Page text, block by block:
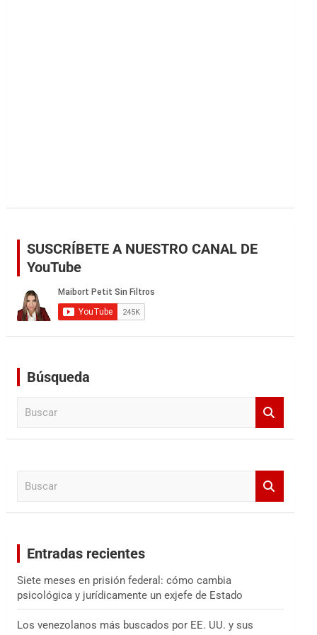
SUSCRÍBETE A NUESTRO CANAL DE
YouTube
Búsqueda
Entradas recientes
Siete meses en prisión federal: cómo cambia
psicológica y jurídicamente un exjefe de Estado
Los venezolanos más buscados por EE. UU. y sus